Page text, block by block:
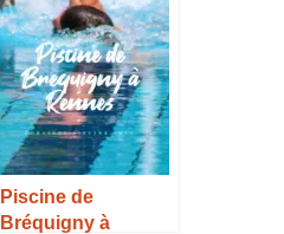
Piscine de
Bréquigny à